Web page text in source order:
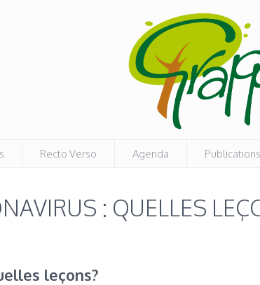
Recto Verso Agenda Publications
: QUELLES
leçons?